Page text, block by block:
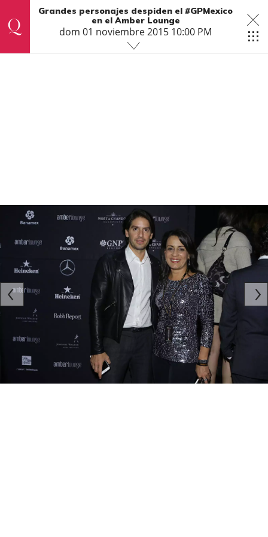
Grandes personajes despiden el #GPMexico
en el Amber Lounge
dom 01 noviembre 2015 10:00 PM